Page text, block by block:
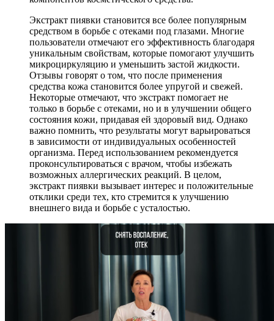
Экстракт пиявки становится все более популярным
средством в борьбе с отеками под глазами. Многие
пользователи отмечают его эффективность благодаря
уникальным свойствам, которые помогают улучшить
микроциркуляцию и уменьшить застой жидкости.
Отзывы говорят о том, что после применения
средства кожа становится более упругой и свежей.
Некоторые отмечают, что экстракт помогает не
только в борьбе с отеками, но и в улучшении общего
состояния кожи, придавая ей здоровый вид. Однако
важно помнить, что результаты могут варьироваться
в зависимости от индивидуальных особенностей
организма. Перед использованием рекомендуется
проконсультироваться с врачом, чтобы избежать
возможных аллергических реакций. В целом,
экстракт пиявки вызывает интерес и положительные
отклики среди тех, кто стремится к улучшению
внешнего вида и борьбе с усталостью.